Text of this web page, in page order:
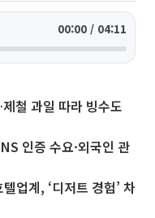
00:00 / 04:11
철 과일 따라 빙수도
인증 수요·외국인 관
업계, ‘디저트 경험’ 차